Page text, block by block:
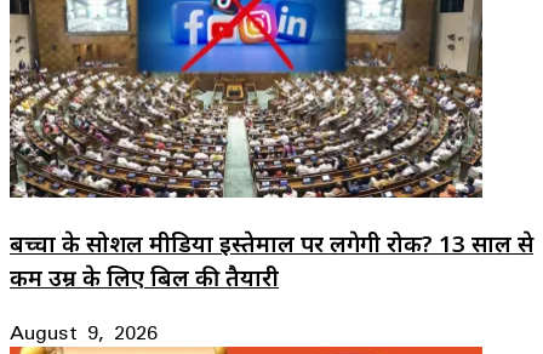
बच्चों के सोशल मीडिया इस्तेमाल पर लगेगी रोक? 13 साल से
कम उम्र के लिए बिल की तैयारी
August 9, 2026